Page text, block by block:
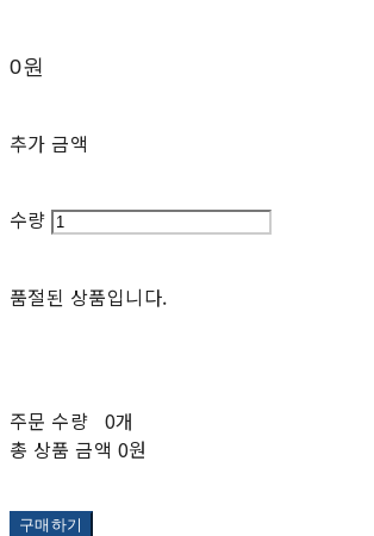
0원
추가 금액
수량
품절된 상품입니다.
주문 수량 0개
총 상품 금액 0원
구매하기